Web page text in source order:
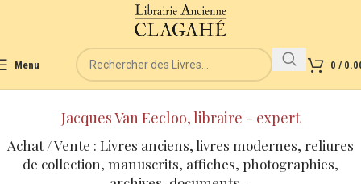
Menu 0 /
Jacques Van Eecloo, libraire - expert
Achat / Vente : Livres anciens, livres modernes, reliures
de collection, manuscrits, affiches, photographies,